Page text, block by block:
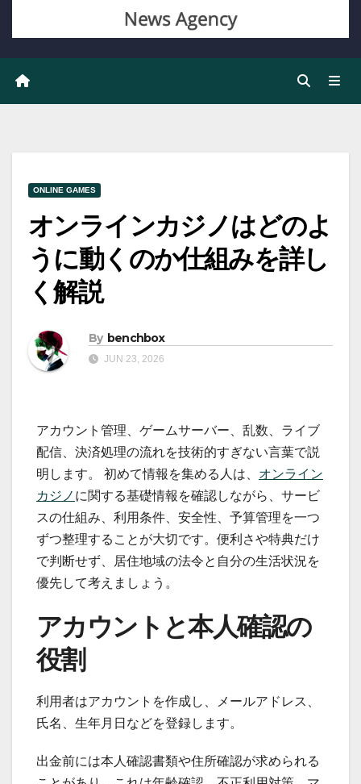
ONLINE GAMES
オンラインカジノはどのよ
うに動くのか仕組みを詳し
く解説
By benchbox
JUN 23, 2026
アカウント管理、ゲームサーバー、乱数、ライブ
配信、決済処理の流れを技術的すぎない言葉で説
明します。 初めて情報を集める人は、 オンライン
カジノ に関する基礎情報を確認しながら、サービ
スの仕組み、利用条件、安全性、予算管理を一つ
ずつ整理することが大切です。便利さや特典だけ
で判断せず、居住地域の法令と自分の生活状況を
優先して考えましょう。
アカウントと本人確認の
役割
利用者はアカウントを作成し、メールアドレス、
氏名、生年月日などを登録します。
出金前には本人確認書類や住所確認が求められる